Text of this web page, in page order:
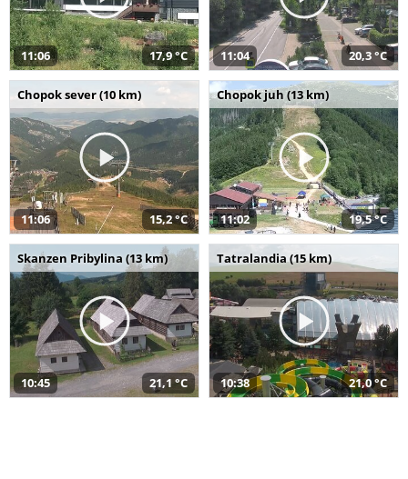
11:06 17,9 °C 11:04 20,3 °C
Chopok sever (10 km)
11:06 15,2 °C
Chopok juh (13 km)
11:02 19,5 °C
Skanzen Pribylina (13 km)
10:45 21,1 °C
Tatralandia (15 km)
10:38 21,0 °C